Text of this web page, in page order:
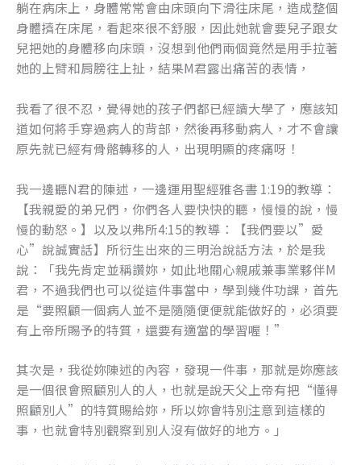
b
o
o
k
n
g
er
躺在病床上，身體常常會由床頭向下滑往床尾，造成整個
身體擠在床尾，看起來很不舒服，因此她就會要兒子跟女
兒把她的身體移向床頭，沒想到他們兩個竟然是用手拉著
她的上臂和肩膀往上扯，結果M君露出痛苦的表情，
我看了很不忍，覺得她的孩子們都已經讀大學了，應該知
道如何將手穿過病人的背部，然後再移動病人，才不會讓
原先就已經有骨骼轉移的人，出現明顯的疼痛呀！
我一邊聽N君的陳述，一邊運用聖經雅各書 1:19的教導：
【我親愛的弟兄們，你們各人要快快的聽，慢慢的說，慢
慢的動怒。】以及以弗所4:15的教導：【我們要以”愛
心”說誠實話】所衍生出來的三明治說話方法，於是我
說：「我先肯定並稱讚妳，如此地關心親戚兼事業夥伴M
君，不過我們也可以從這件事當中，學到幾件功課，首先
是“要照顧一個病人並不是隨隨便便就能做好的，必須要
有上帝所賜予的特質，還要有適當的學習喔！”
其次是，我從妳陳述的內容，發現一件事，那就是妳應該
是一個很會照顧別人的人，也就是說天父上帝有把“懂得
照顧別人”的特質賜給妳，所以妳會特別注意到這樣的
事，也就會特別觀察到別人沒有做好的地方。」